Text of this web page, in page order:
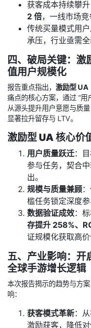
获客成本持续攀升
2 倍，一线市场竞
传统买量模式用
承压，行业亟需全
四、破局关键：激
值用户规模化
报告重点指出， 激励型 UA
痛点的核心方案，通过 “用
从源头提升用户意愿与质
显著拉升留存与 LTV。
激励型 UA 核心价
用户质量跃迁：
参与任务，契合
出。
规模与质量兼顾
槛任务锁定深度参
数据验证成效：
存提升 258%、
证规模化获取高价
五、产业影响：开
全球手游增长逻辑
本次报告揭示的趋势与方
响：
获客模式革新：
激励获客，降低